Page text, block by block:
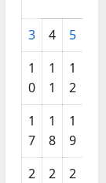
3 4 5
1
0
1
1
1
2
1
7
1
8
1
9
2
2
2